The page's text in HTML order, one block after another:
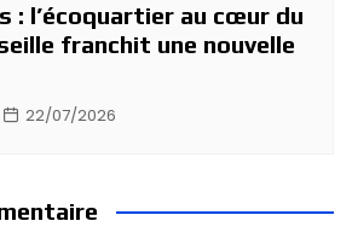
: l’écoquartier au cœur du
franchit une nouvelle
22/07/2026